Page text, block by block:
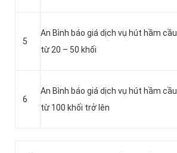
5
An Bình báo giá dịch vụ hút hầm cầu
từ 20 – 50 khối
6
An Bình báo giá dịch vụ hút hầm cầu
từ 100 khối trở lên